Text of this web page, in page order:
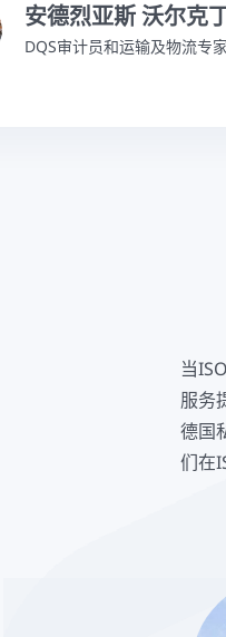
安德烈亚斯 沃尔克
DQS审计员和运输及物流专家
当
服务
德国
们在